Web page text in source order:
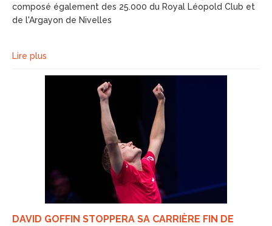
composé également des 25.000 du Royal Léopold Club et
de l'Argayon de Nivelles
Lire plus
DAVID GOFFIN STOPPERA SA CARRIÈRE FIN DE